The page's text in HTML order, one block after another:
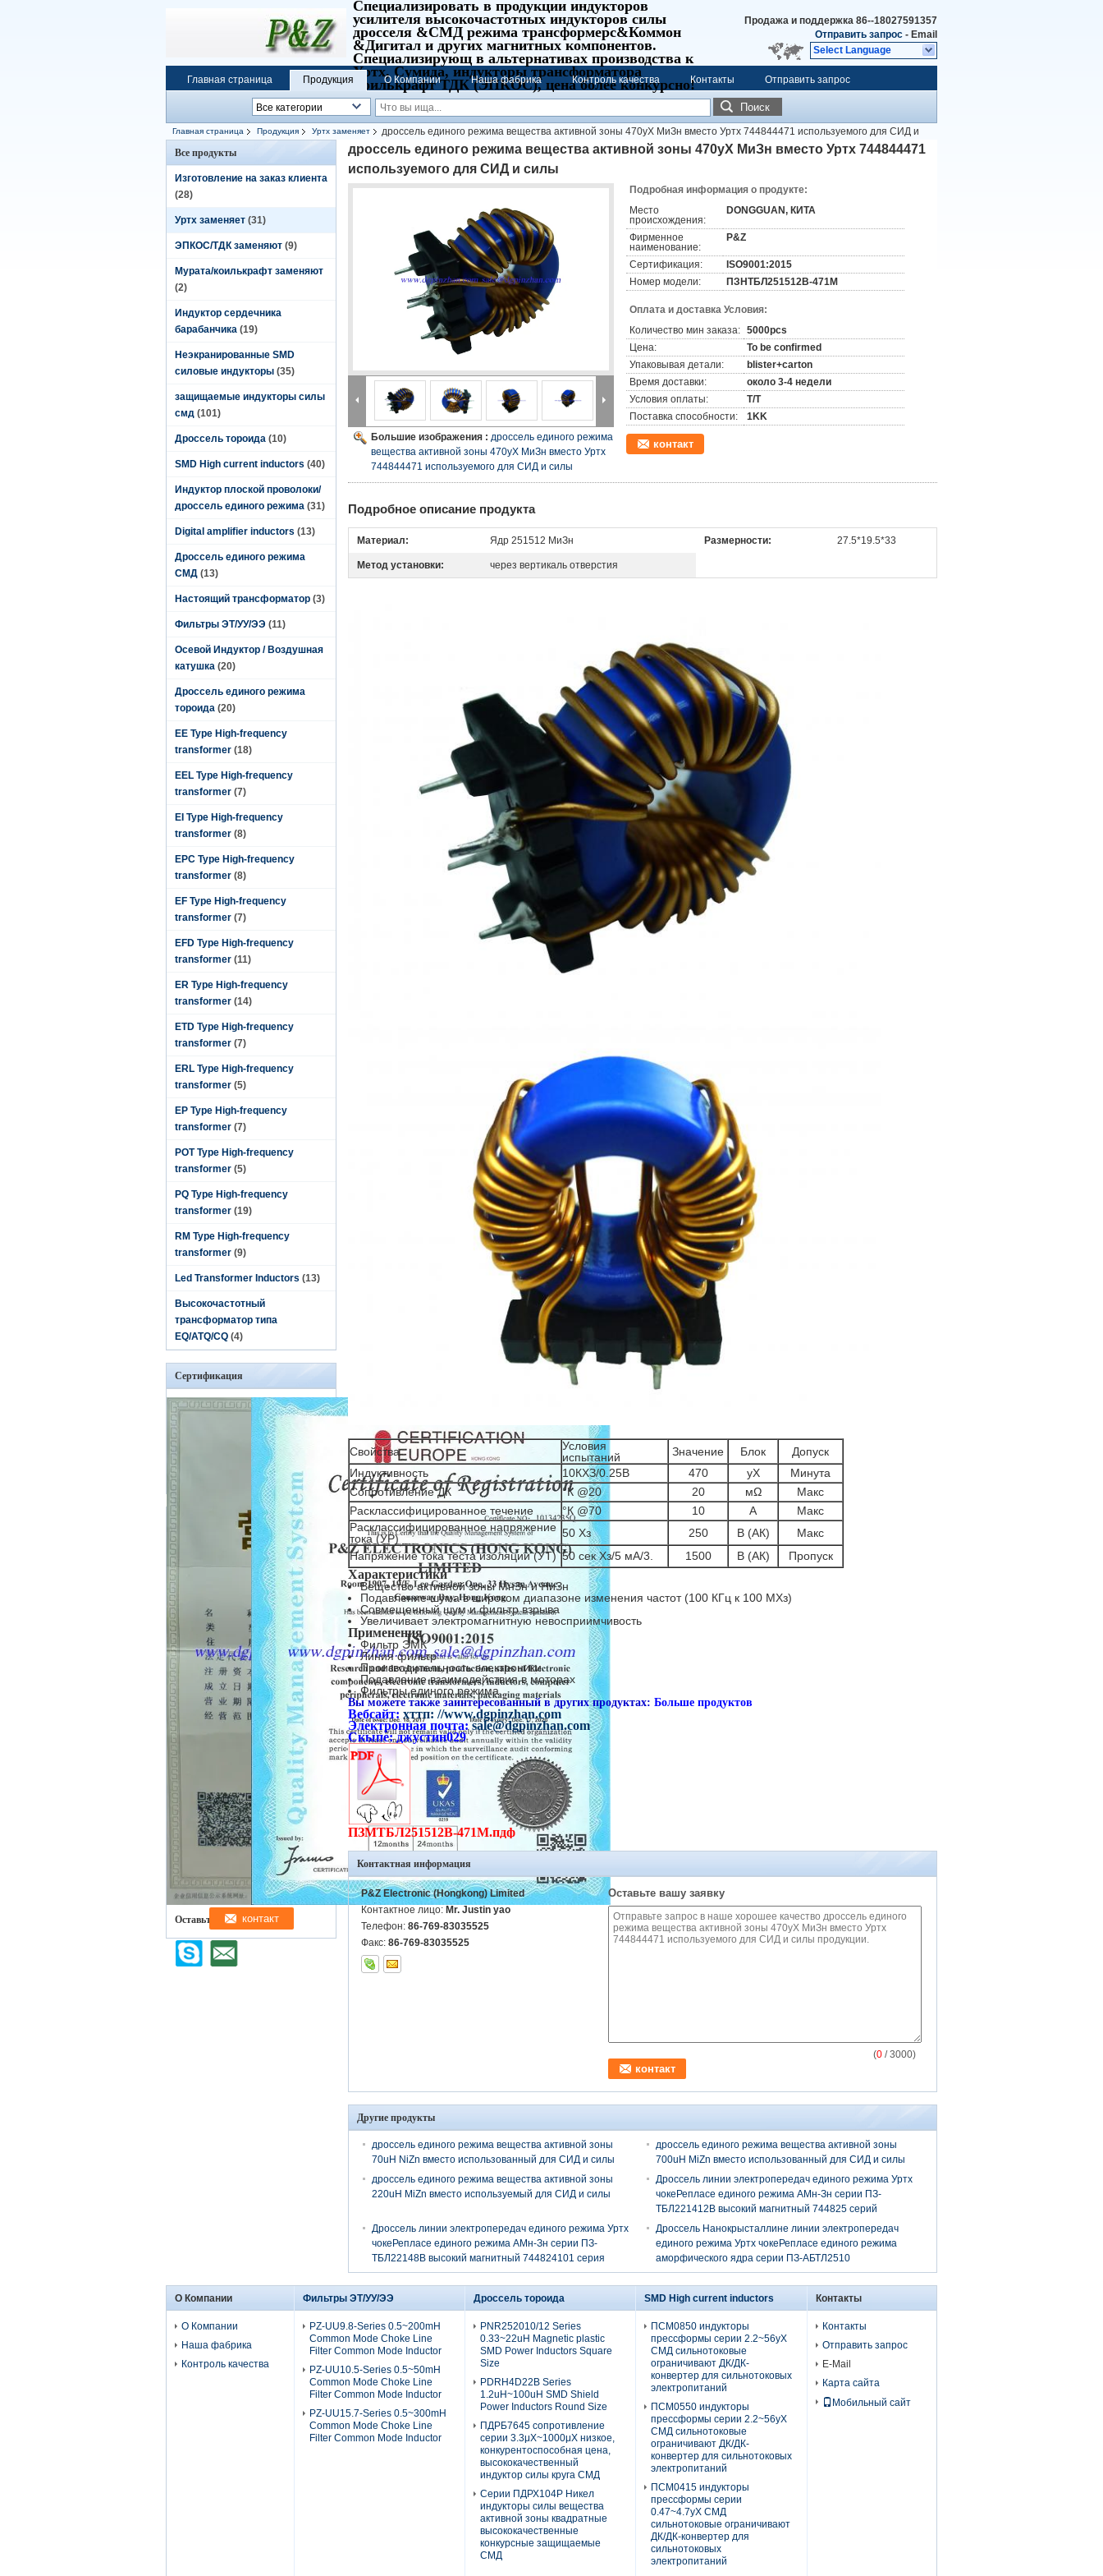
Специализировать в продукции индукторов
усилителя высокочастотных индукторов силы
дросселя &СМД режима трансформерс&Коммон
&Дигитал и других магнитных компонентов.
Специализирующ в альтернативах производства к
Уртх, Сумида, индукторы трансформатора
Коилькрафт ТДК (ЭПКОС), цена более конкурсно!
Продажа и поддержка 86--18027591357
Отправить запрос - Email
Select Language
Главная страница Продукция О Компании Наша фабрика Контроль качества Контакты Отправить запрос
Поиск
Главная страница Продукция Уртх заменяет
дроссель единого режима вещества активной зоны 470уХ МиЗн вместо Уртх 744844471 используемого для СИД и
силы
Все продукты
Изготовление на заказ клиента
(28)
Уртх заменяет (31)
ЭПКОС/ТДК заменяют (9)
Мурата/коилькрафт заменяют
(2)
Индуктор сердечника
барабанчика (19)
Неэкранированные SMD
силовые индукторы (35)
защищаемые индукторы силы
смд (101)
Дроссель тороида (10)
SMD High current inductors (40)
Индуктор плоской проволоки/
дроссель единого режима (31)
Digital amplifier inductors (13)
Дроссель единого режима
СМД (13)
Настоящий трансформатор (3)
Фильтры ЭТ/УУ/ЭЭ (11)
Осевой Индуктор / Воздушная
катушка (20)
Дроссель единого режима
тороида (20)
EE Type High-frequency
transformer (18)
EEL Type High-frequency
transformer (7)
EI Type High-frequency
transformer (8)
EPC Type High-frequency
transformer (8)
EF Type High-frequency
transformer (7)
EFD Type High-frequency
transformer (11)
ER Type High-frequency
transformer (14)
ETD Type High-frequency
transformer (7)
ERL Type High-frequency
transformer (5)
EP Type High-frequency
transformer (7)
POT Type High-frequency
transformer (5)
PQ Type High-frequency
transformer (19)
RM Type High-frequency
transformer (9)
Led Transformer Inductors (13)
Высокочастотный
трансформатор типа
EQ/ATQ/CQ (4)
Сертификация
Оставьте нам сообщение
дроссель единого режима вещества активной зоны 470уХ МиЗн вместо Уртх 744844471
используемого для СИД и силы
Большие изображения : дроссель единого режима
вещества активной зоны 470уХ МиЗн вместо Уртх
744844471 используемого для СИД и силы
Подробная информация о продукте:
Место
происхождения:
DONGGUAN, КИТА
Фирменное
наименование:
P&Z
Сертификация:
ISO9001:2015
Номер модели:
ПЗНТБЛ251512В-471М
Оплата и доставка Условия:
Количество мин заказа: 5000pcs
Цена:
To be confirmed
Упаковывая детали:
blister+carton
Время доставки:
около 3-4 недели
Условия оплаты:
T/T
Поставка способности:
1KK
контакт
Подробное описание продукта
Материал: Ядр 251512 МиЗн Размерности: 27.5*19.5*33
Метод установки: через вертикаль отверстия
Свойства
Условия
испытаний
Значение Блок
Допуск
Индуктивность
10КХЗ/0.25В 470 уХ
Минута
Сопротивление ДК
°К @20 20 мΩ
Макс
Расклассифицированное течение
°К @70 10 А
Макс
Расклассифицированное напряжение
тока (УР)
50 Хз 250 В (АК)
Макс
Напряжение тока теста изоляции (УТ) 50 сек Хз/5 мА/3. 1500 В (АК) Пропуск
Характеристики
Вещество активной зоны МнЗн и НиЗн
Подавление шума в широком диапазоне изменения частот (100 КГц к 100 МХз)
Совмещенный шум и фильтр взрыва
Увеличивает электромагнитную невосприимчивость
Применения
Фильтр ЭМК
Линия фильтр
Производительность электроники
Подавление взаимодействия в моторах
Фильтры единого режима
Вы можете также заинтересованный в других продуктах: Больше продуктов
Вебсайт: хттп: //www.dgpinzhan.com
Электронная почта:sale@dgpinzhan.com
Скыпе: джустин029
ПЗМТБЛ251512В-471М.пдф
Контактная информация
P&Z Electronic (Hongkong) Limited
Контактное лицо: Mr. Justin yao
Телефон: 86-769-83035525
Факс: 86-769-83035525
Оставьте вашу заявку
(0 / 3000)
Другие продукты
дроссель единого режима вещества активной зоны
70uH NiZn вместо использованный для СИД и силы
дроссель единого режима вещества активной зоны
700uH MiZn вместо использованный для СИД и силы
дроссель единого режима вещества активной зоны
220uH MiZn вместо используемый для СИД и силы
Дроссель линии электропередач единого режима Уртх
чокеРепласе единого режима АМн-Зн серии ПЗ-
ТБЛ221412В высокий магнитный 744825 серий
Дроссель линии электропередач единого режима Уртх
чокеРепласе единого режима АМн-Зн серии ПЗ-
ТБЛ22148В высокий магнитный 744824101 серия
Дроссель Нанокрысталлине линии электропередач
единого режима Уртх чокеРепласе единого режима
аморфического ядра серии ПЗ-АБТЛ2510
вертикальный
О Компании
О Компании
Наша фабрика
Контроль качества
Фильтры ЭТ/УУ/ЭЭ
PZ-UU9.8-Series 0.5~200mH
Common Mode Choke Line
Filter Common Mode Inductor
PZ-UU10.5-Series 0.5~50mH
Common Mode Choke Line
Filter Common Mode Inductor
PZ-UU15.7-Series 0.5~300mH
Common Mode Choke Line
Filter Common Mode Inductor
Дроссель тороида
PNR252010/12 Series
0.33~22uH Magnetic plastic
SMD Power Inductors Square
Size
PDRH4D22B Series
1.2uH~100uH SMD Shield
Power Inductors Round Size
ПДРБ7645 сопротивление
серии 3.3μХ~1000μХ низкое,
конкурентоспособная цена,
высококачественный
индуктор силы круга СМД
Серии ПДРХ104Р Никел
индукторы силы вещества
активной зоны квадратные
высококачественные
конкурсные защищаемые
СМД
SMD High current inductors
ПСМ0850 индукторы
прессформы серии 2.2~56уХ
СМД сильнотоковые
ограничивают ДК/ДК-
конвертер для сильнотоковых
электропитаний
ПСМ0550 индукторы
прессформы серии 2.2~56уХ
СМД сильнотоковые
ограничивают ДК/ДК-
конвертер для сильнотоковых
электропитаний
ПСМ0415 индукторы
прессформы серии
0.47~4.7уХ СМД
сильнотоковые ограничивают
ДК/ДК-конвертер для
сильнотоковых
электропитаний
Контакты
Контакты
Отправить запрос
E-Mail
Карта сайта
Мобильный сайт